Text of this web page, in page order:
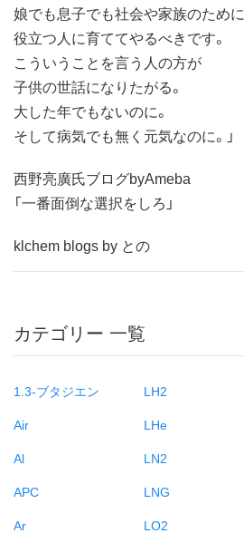
娘でも息子でも社会や家族のために
役立つ人に育ててやるべきです。
こういうことを言う人の方が
子供の世話になりたがる。
大した年でもないのに。
そして病気でも無く元気なのに。」
西野亮廣氏ブログbyAmeba
「一番面倒な選択をしろ」
klchem blogs by との
カテゴリー 一覧
1.3-ブタジエン
Air
Al
APC
Ar
LH2
LHe
LN2
LNG
LO2